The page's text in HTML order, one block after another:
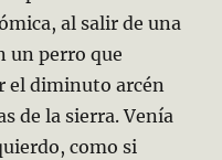
al salir de una
un perro que
el diminuto arcén
de la sierra. Venía
como si